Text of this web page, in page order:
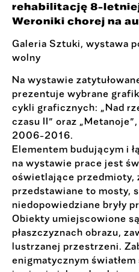
rehabilitację 8-
Weroniki chorej na
Galeria Sztuki, wystawa
wolny
Na wystawie
prezentuje wybrane
cykli graficznych: „Nad
czasu II” oraz
2006-2016.
Elementem budującym i
na wystawie prace jest
oświetlające przedmioty,
przedstawiane to mosty,
niedopowiedziane bryły
Obiekty umiejscowione
płaszczyznach obrazu,
lustrzanej przestrzeni.
enigmatycznym